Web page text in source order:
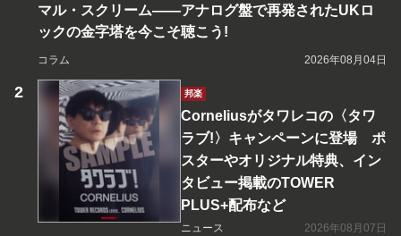
マル・スクリーム――アナログ盤で再発されたUKロ
ックの金字塔を今こそ聴こう!
コラム 2026年08月04日
邦楽
Corneliusがタワレコの〈タワ
ラブ!〉キャンペーンに登場 ポ
スターやオリジナル特典、イン
タビュー掲載のTOWER
PLUS+配布など
ニュース 2026年08月07日